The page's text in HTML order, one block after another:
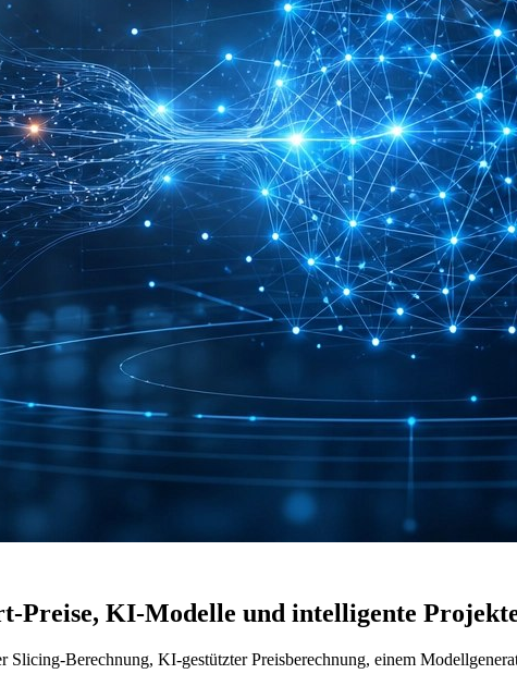
Preise, KI-Modelle und intelligente
Slicing-Berechnung, KI-gestützter Preisberechnung, einem